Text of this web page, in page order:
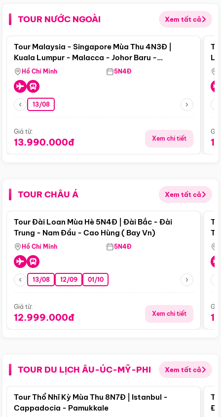
TOUR NƯỚC NGOÀI Xem tất cả
Điểm nổi bật
Tour Malaysia - Singapore Mùa Thu 4N3Đ |
Kuala Lumpur - Malacca - Johor Baru -
Singapore
Hồ Chí Minh 5N4Đ
13/08
Giá từ:
13.990.000đ Xem chi tiết
TOUR CHÂU Á Xem tất cả
Điểm nổi bật
Tour Đài Loan Mùa Hè 5N4Đ | Đài Bắc - Đài
Trung - Nam Đầu - Cao Hùng ( Bay Vn)
Hồ Chí Minh 5N4Đ
13/08 12/09 01/10
Giá từ:
12.999.000đ Xem chi tiết
TOUR DU LỊCH ÂU-ÚC-MỸ-PHI Xem tất cả
Điểm nổi bật
Tour Thổ Nhĩ Kỳ Mùa Thu 8N7Đ | Istanbul -
Cappadocia - Pamukkale